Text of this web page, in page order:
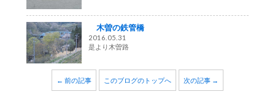
木曽の鉄管橋
2016.05.31
是より木曽路
← 前の記事 このブログのトップへ 次の記事 →